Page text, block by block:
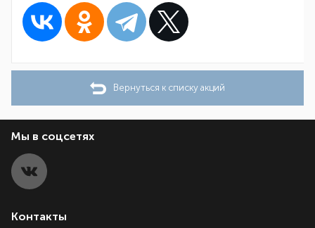
Вернуться к списку акций
Мы в соцсетях
Контакты